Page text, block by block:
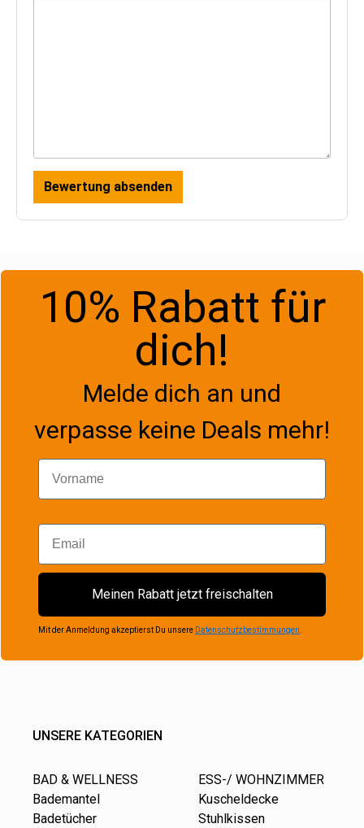
Bewertung absenden
10% Rabatt für
dich!
Melde dich an und
verpasse keine Deals mehr!
Vorname
Email
Meinen Rabatt jetzt freischalten
Mit der Anmeldung akzeptierst Du unsere Datenschutzbestimmungen
UNSERE KATEGORIEN
BAD & WELLNESS
Bademantel
Badetücher
ESS-/ WOHNZIMMER
Kuscheldecke
Stuhlkissen